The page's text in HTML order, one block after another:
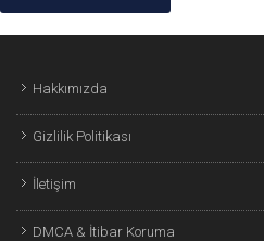
Hakkımızda
Gizlilik Politikası
İletişim
DMCA & İtibar Koruma